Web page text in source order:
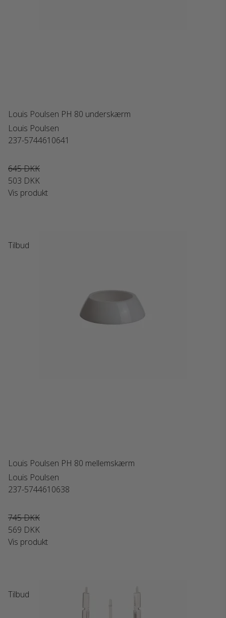
Louis Poulsen PH 80 underskærm
Louis Poulsen
237-5744610641
645 DKK
503 DKK
Vis produkt
Tilbud
Louis Poulsen PH 80 mellemskærm
Louis Poulsen
237-5744610638
745 DKK
569 DKK
Vis produkt
Tilbud